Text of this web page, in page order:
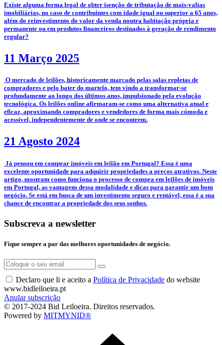
­Existe alguma forma legal de obter isenção de tributação de mais-valias
imobiliárias, no caso de contribuintes com idade igual ou superior a 65 anos,
além do reinvestimento do valor da venda noutra habitação própria e
permanente ou em produtos financeiros destinados à geração de rendimento
regular?
11 Março 2025
­­­­ O mercado de leilões, historicamente marcado pelas salas repletas de
compradores e pelo bater do martelo, tem vindo a transformar-se
profundamente ao longo dos últimos anos, impulsionado pela evolução
tecnológica. Os leilões online afirmaram-se como uma alternativa atual e
eficaz, aproximando compradores e vendedores de forma mais cómoda e
acessível, independentemente de onde se encontrem.
21 Agosto 2024
­ Já pensou em comprar imóveis em leilão em Portugal? Essa é uma
excelente oportunidade para adquirir propriedades a preços atrativos. Neste
artigo, mostram como funciona o processo de compra em leilões de imóveis
em Portugal, as vantagens dessa modalidade e dicas para garantir um bom
negócio. Se está em busca de um investimento seguro e rentável, essa é a sua
chance de encontrar a propriedade dos seus sonhos.
Subscreva a newsletter
Fique sempre a par das melhores oportunidades de negócio.
Declaro que li e aceito a Política de Privacidade do website
www.bidleiloeira.pt
Anular subscrição
© 2017-2024 Bid Leiloeira. Direitos reservados.
Powered by MITMYNID®